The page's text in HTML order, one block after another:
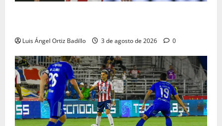
Luis Ángel Ortiz Badillo 3 de agosto de 2026 0